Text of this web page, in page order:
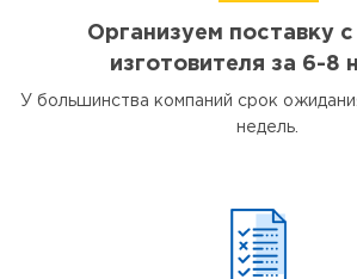
Организуем поставку
изготовителя за 6-8
У большинства компаний срок
недель.